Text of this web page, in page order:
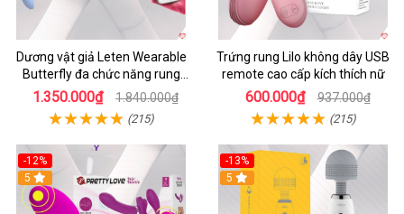
Dương vật giả Leten Wearable
Butterfly đa chức năng rung
mạnh điều khiển app bluetooth
1.350.000₫ 1.840.000₫
(215)
Trứng rung Lilo không dây USB
remote cao cấp kích thích nữ
600.000₫ 937.000₫
(215)
-12%
5
-13%
5